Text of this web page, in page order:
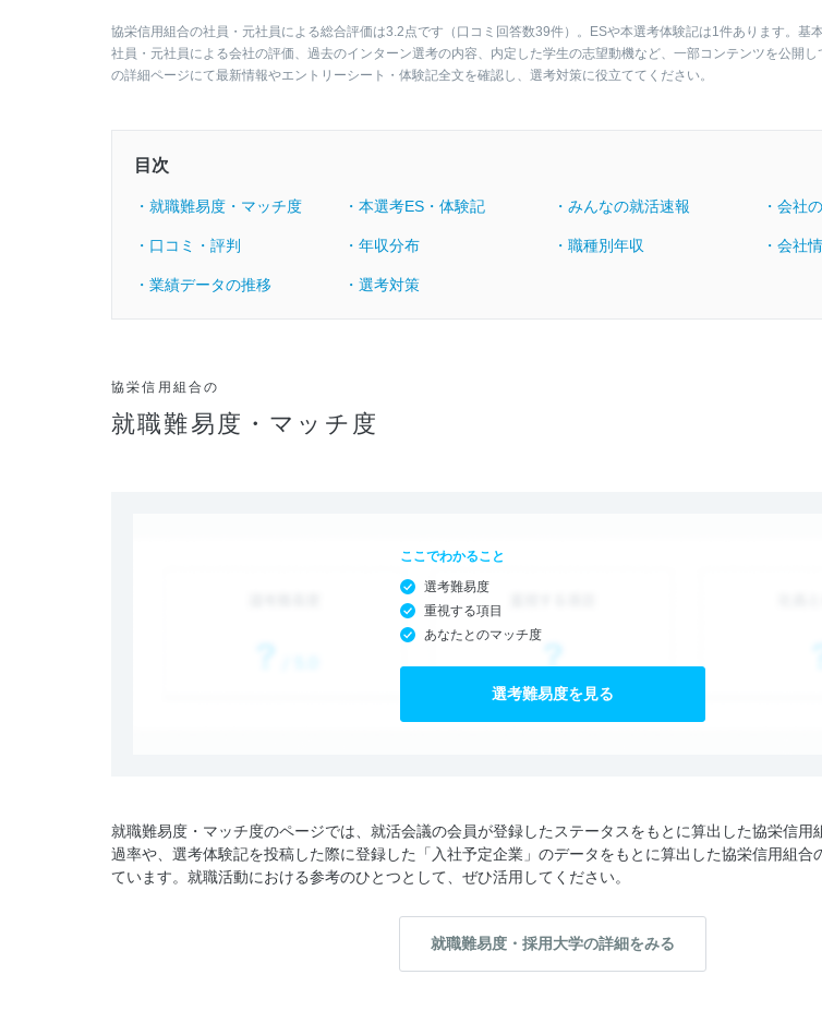
協栄信用組合の社員・元社員による総合評価は3.2点です（口コミ回答数39件）。ESや本選考体験記は1件あります。基
社員・元社員による会社の評価、過去のインターン選考の内容、内定した学生の志望動機など、一部コンテンツを公開
の詳細ページにて最新情報やエントリーシート・体験記全文を確認し、選考対策に役立ててください。
目次
・就職難易度・マッチ度 ・本選考ES・体験記 ・みんなの就活速報 ・会社
・口コミ・評判 ・年収分布 ・職種別年収 ・会社
・業績データの推移 ・選考対策
協栄信用組合の
就職難易度・マッチ度
ここでわかること
選考難易度
重視する項目
あなたとのマッチ度
選考難易度を見る
就職難易度・マッチ度のページでは、就活会議の会員が登録したステータスをもとに算出した協栄信用
過率や、選考体験記を投稿した際に登録した「入社予定企業」のデータをもとに算出した協栄信用組合
ています。就職活動における参考のひとつとして、ぜひ活用してください。
就職難易度・採用大学の詳細をみる